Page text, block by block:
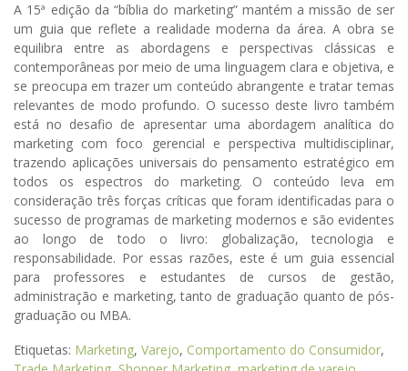
A 15ª edição da “bíblia do marketing” mantém a missão de ser
um guia que reflete a realidade moderna da área. A obra se
equilibra entre as abordagens e perspectivas clássicas e
contemporâneas por meio de uma linguagem clara e objetiva, e
se preocupa em trazer um conteúdo abrangente e tratar temas
relevantes de modo profundo. O sucesso deste livro também
está no desafio de apresentar uma abordagem analítica do
marketing com foco gerencial e perspectiva multidisciplinar,
trazendo aplicações universais do pensamento estratégico em
todos os espectros do marketing. O conteúdo leva em
consideração três forças críticas que foram identificadas para o
sucesso de programas de marketing modernos e são evidentes
ao longo de todo o livro: globalização, tecnologia e
responsabilidade. Por essas razões, este é um guia essencial
para professores e estudantes de cursos de gestão,
administração e marketing, tanto de graduação quanto de pós-
graduação ou MBA.
Etiquetas: Marketing, Varejo, Comportamento do Consumidor,